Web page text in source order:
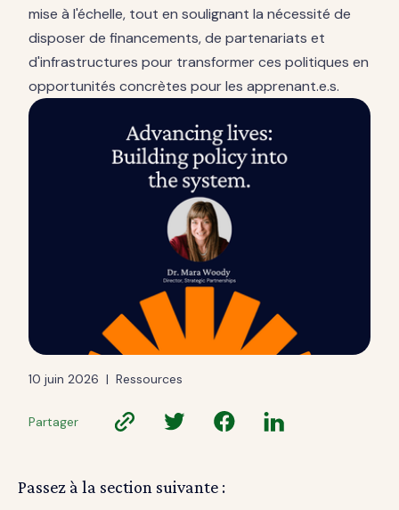
mise à l'échelle, tout en soulignant la nécessité de
disposer de financements, de partenariats et
d'infrastructures pour transformer ces politiques en
opportunités concrètes pour les apprenant.e.s.
10 juin 2026 | Ressources
Partager
Passez à la section suivante :